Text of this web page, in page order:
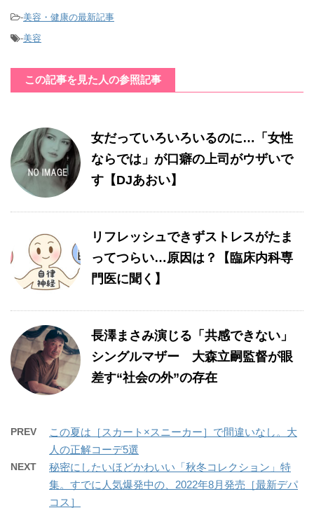
-美容・健康の最新記事
-美容
この記事を見た人の参照記事
女だっていろいろいるのに…「女性
ならでは」が口癖の上司がウザいで
す【DJあおい】
リフレッシュできずストレスがたま
ってつらい…原因は？【臨床内科専
門医に聞く】
長澤まさみ演じる「共感できない」
シングルマザー 大森立嗣監督が眼
差す“社会の外”の存在
PREV
この夏は［スカート×スニーカー］で間違いなし。大
人の正解コーデ5選
NEXT
秘密にしたいほどかわいい「秋冬コレクション」特
集。すでに人気爆発中の、2022年8月発売［最新デパ
コス］